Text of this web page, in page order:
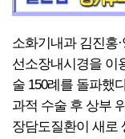
소화기내과 김진홍
선소장내시경을 이
술 150례를 돌파했
과적 수술 후 상부
장담도질환이 새로